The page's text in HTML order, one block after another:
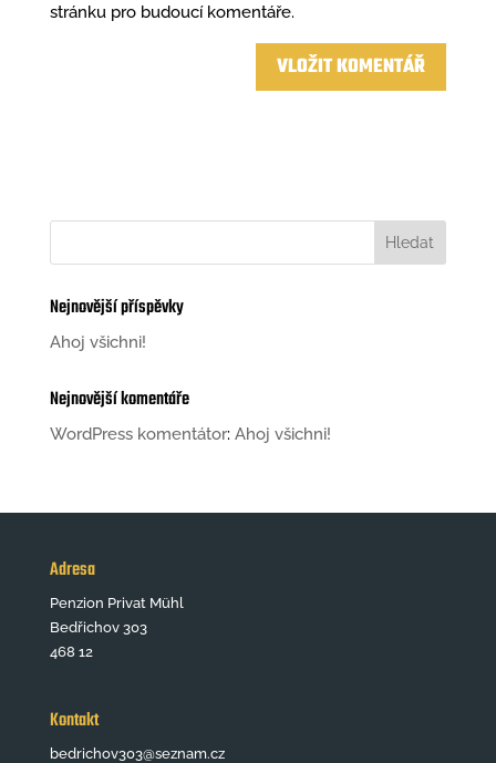
stránku pro budoucí komentáře.
a
t
v
:
Nejnovější příspěvky
Ahoj všichni!
Nejnovější komentáře
WordPress komentátor: Ahoj všichni!
Adresa
Penzion Privat Mühl
Bedřichov 303
468 12
Kontakt
bedrichov303@seznam.cz